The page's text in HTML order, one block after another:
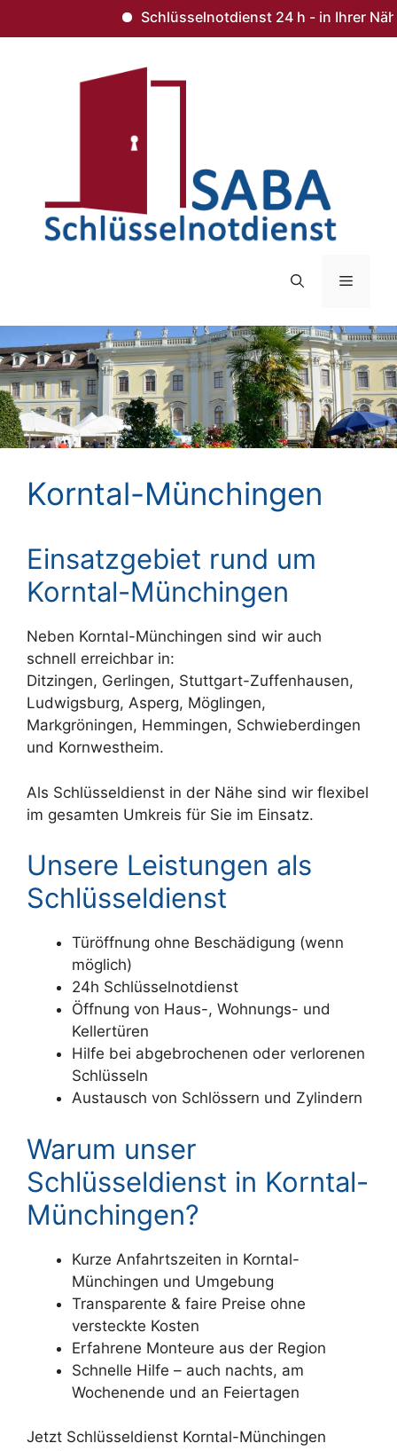
Schlüsselnotdienst 24 h - in Ihrer Nähe
Menü
Korntal-Münchingen
Einsatzgebiet rund um
Korntal-Münchingen
Neben Korntal-Münchingen sind wir auch
schnell erreichbar in:
Ditzingen, Gerlingen, Stuttgart-Zuffenhausen,
Ludwigsburg, Asperg, Möglingen,
Markgröningen, Hemmingen, Schwieberdingen
und Kornwestheim.
Als Schlüsseldienst in der Nähe sind wir flexibel
im gesamten Umkreis für Sie im Einsatz.
Unsere Leistungen als
Schlüsseldienst
Türöffnung ohne Beschädigung (wenn
möglich)
24h Schlüsselnotdienst
Öffnung von Haus-, Wohnungs- und
Kellertüren
Hilfe bei abgebrochenen oder verlorenen
Schlüsseln
Austausch von Schlössern und Zylindern
Warum unser
Schlüsseldienst in Korntal-
Münchingen?
Kurze Anfahrtszeiten in Korntal-
Münchingen und Umgebung
Transparente & faire Preise ohne
versteckte Kosten
Erfahrene Monteure aus der Region
Schnelle Hilfe – auch nachts, am
Wochenende und an Feiertagen
Jetzt Schlüsseldienst Korntal-Münchingen